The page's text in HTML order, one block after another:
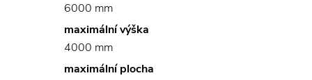
6000 mm
maximální výška
4000 mm
maximální plocha